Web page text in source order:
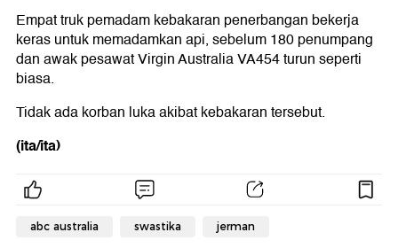
Empat truk pemadam kebakaran penerbangan bekerja
keras untuk memadamkan api, sebelum 180 penumpang
dan awak pesawat Virgin Australia VA454 turun seperti
biasa.
Tidak ada korban luka akibat kebakaran tersebut.
(ita/ita)
abc australia swastika jerman